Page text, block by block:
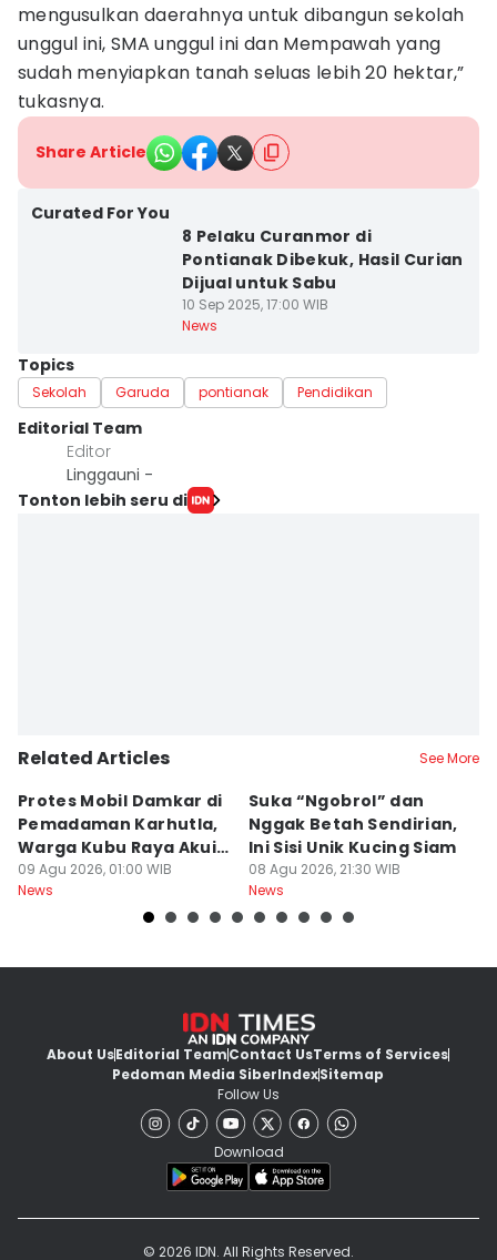
mengusulkan daerahnya untuk dibangun sekolah
unggul ini, SMA unggul ini dan Mempawah yang
sudah menyiapkan tanah seluas lebih 20 hektar,”
tukasnya.
Share Article
Curated For You
8 Pelaku Curanmor di
Pontianak Dibekuk, Hasil Curian
Dijual untuk Sabu
10 Sep 2025, 17:00 WIB
News
Topics
Sekolah Garuda pontianak Pendidikan
Editorial Team
Editor
Linggauni -
Tonton lebih seru di
Related Articles See More
Protes Mobil Damkar di
Pemadaman Karhutla,
Warga Kubu Raya Akui
Khilaf
09 Agu 2026, 01:00 WIB
News
Suka “Ngobrol” dan
Nggak Betah Sendirian,
Ini Sisi Unik Kucing Siam
08 Agu 2026, 21:30 WIB
News
About UsEditorial TeamContact UsTerms of Services
Pedoman Media SiberIndexSitemap
Follow Us
Download
© 2026 IDN. All Rights Reserved.